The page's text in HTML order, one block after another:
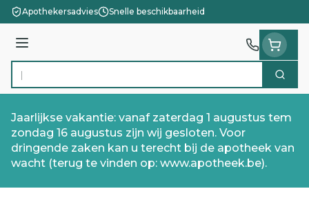
Ga naar de inhoud
Apothekersadvies Snelle beschikbaarheid
Menu
Product, merk, categorie... Zoek
Jaarlijkse vakantie: vanaf zaterdag 1 augustus tem
zondag 16 augustus zijn wij gesloten. Voor
dringende zaken kan u terecht bij de apotheek van
wacht (terug te vinden op: www.apotheek.be).